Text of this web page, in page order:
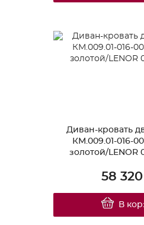
Диван-кровать
КМ.009.01-016-
золотой/LENOR
58 320
В